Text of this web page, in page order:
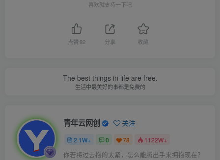
喜欢就支持一下吧
点赞92 分享 收藏
The best things in life are free.
生活中最美好的事都是免费的
青年云网创 关注
2.1W+ 0 78 1122W+
你若将过去抱的太紧，怎么能腾出手来拥抱现在？